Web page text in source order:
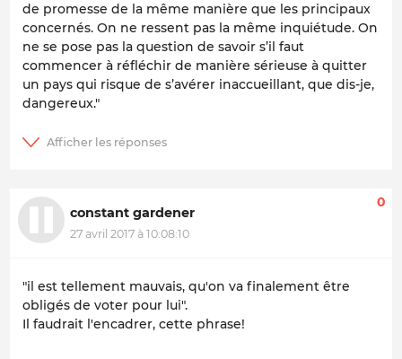
de promesse de la même manière que les principaux
concernés. On ne ressent pas la même inquiétude. On
ne se pose pas la question de savoir s’il faut
commencer à réfléchir de manière sérieuse à quitter
un pays qui risque de s’avérer inaccueillant, que dis-je,
dangereux."
constant gardener
27 avril 2017 à 10:08:10
0
"il est tellement mauvais, qu'on va finalement être
obligés de voter pour lui".
Il faudrait l'encadrer, cette phrase!